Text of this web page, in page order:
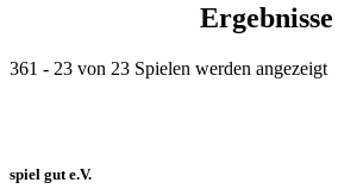
Ergebnisse
361 - 23 von 23 Spielen werden angezeigt
spiel gut e.V.